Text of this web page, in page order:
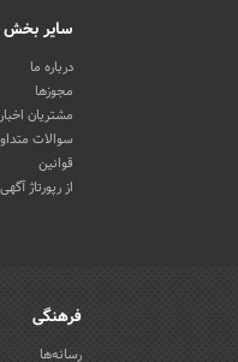
سایر بخش
درباره ما
مجوزها
مشتریان
سوالات
قوانین
از رپورتاژ
فرهنگی
رسانه‌ها